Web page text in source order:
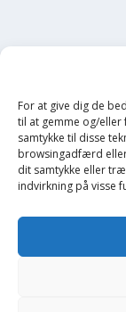
For at give dig de
til at gemme og/eller
samtykke til disse
browsingadfærd
dit samtykke eller
indvirkning på visse